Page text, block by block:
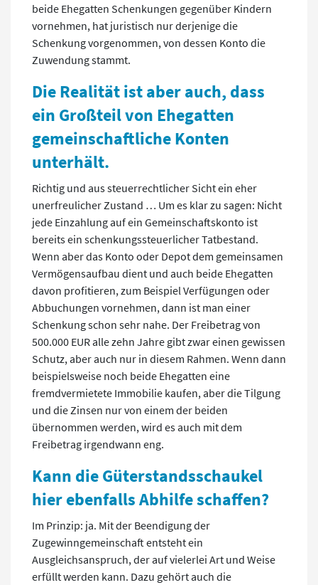
beide Ehegatten Schenkungen gegenüber Kindern
vornehmen, hat juristisch nur derjenige die
Schenkung vorgenommen, von dessen Konto die
Zuwendung stammt.
Die Realität ist aber auch, dass
ein Großteil von Ehegatten
gemeinschaftliche Konten
unterhält.
Richtig und aus steuerrechtlicher Sicht ein eher
unerfreulicher Zustand … Um es klar zu sagen: Nicht
jede Einzahlung auf ein Gemeinschaftskonto ist
bereits ein schenkungssteuerlicher Tatbestand.
Wenn aber das Konto oder Depot dem gemeinsamen
Vermögensaufbau dient und auch beide Ehegatten
davon profitieren, zum Beispiel Verfügungen oder
Abbuchungen vornehmen, dann ist man einer
Schenkung schon sehr nahe. Der Freibetrag von
500.000 EUR alle zehn Jahre gibt zwar einen gewissen
Schutz, aber auch nur in diesem Rahmen. Wenn dann
beispielsweise noch beide Ehegatten eine
fremdvermietete Immobilie kaufen, aber die Tilgung
und die Zinsen nur von einem der beiden
übernommen werden, wird es auch mit dem
Freibetrag irgendwann eng.
Kann die Güterstandsschaukel
hier ebenfalls Abhilfe schaffen?
Im Prinzip: ja. Mit der Beendigung der
Zugewinngemeinschaft entsteht ein
Ausgleichsanspruch, der auf vielerlei Art und Weise
erfüllt werden kann. Dazu gehört auch die